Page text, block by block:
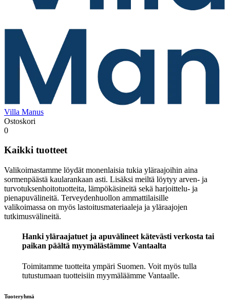
Villa Manus
Ostoskori
0
Kaikki tuotteet
Valikoimastamme löydät monenlaisia tukia yläraajoihin aina
sormenpäästä kaularankaan asti. Lisäksi meiltä löytyy arven- ja
turvotuksenhoitotuotteita, lämpökäsineitä sekä harjoittelu- ja
pienapuvälineitä. Terveydenhuollon ammattilaisille
valikoimassa on myös lastoitusmateriaaleja ja yläraajojen
tutkimusvälineitä.
Hanki yläraajatuet ja apuvälineet kätevästi verkosta tai
paikan päältä myymälästämme Vantaalta
Toimitamme tuotteita ympäri Suomen. Voit myös tulla
tutustumaan tuotteisiin myymäläämme Vantaalle.
Tuoteryhmä